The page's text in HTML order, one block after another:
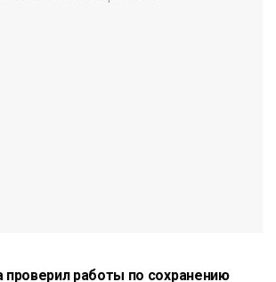
проверил работы по сохранению